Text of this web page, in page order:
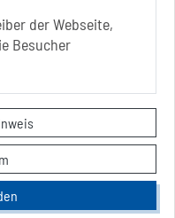
der Webseite,
Besucher
erkunden